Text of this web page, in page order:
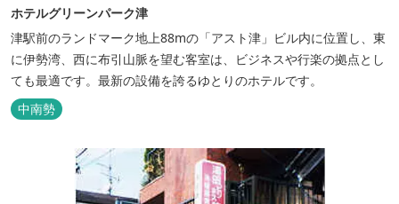
ホテルグリーンパーク津
津駅前のランドマーク地上88mの「アスト津」ビル内に位置し、東
に伊勢湾、西に布引山脈を望む客室は、ビジネスや行楽の拠点とし
ても最適です。最新の設備を誇るゆとりのホテルです。
中南勢